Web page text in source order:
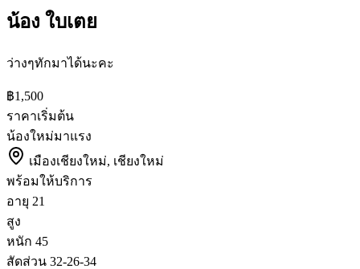
น้อง ใบเตย
ว่างๆทักมาได้นะคะ
฿1,500
ราคาเริ่มต้น
น้องใหม่มาแรง
เมืองเชียงใหม่, เชียงใหม่
พร้อมให้บริการ
อายุ 21
สูง
หนัก 45
สัดส่วน 32-26-34